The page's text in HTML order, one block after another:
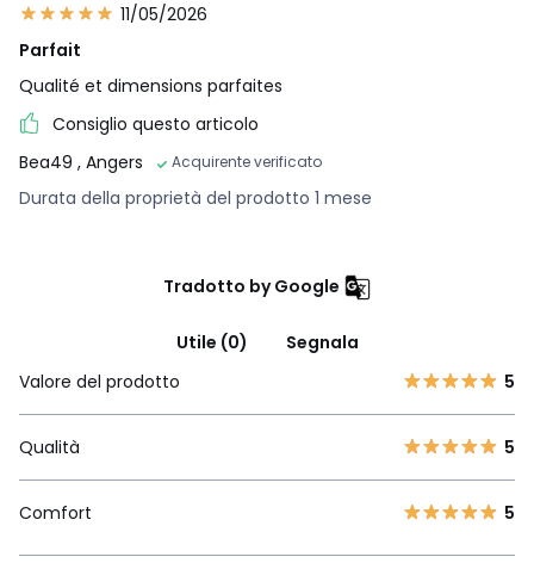
11/05/2026
Parfait
Qualité et dimensions parfaites
Consiglio questo articolo
Bea49 , Angers Acquirente verificato
Durata della proprietà del prodotto 1 mese
Tradotto by Google
Utile (0)
Segnala
Valore del prodotto
5
Qualità 5
Comfort 5